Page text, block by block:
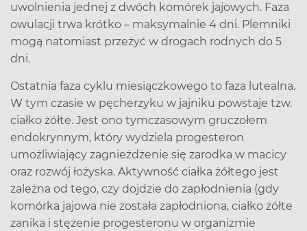
uwolnienia jednej z dwóch komórek jajowych. Faza
owulacji trwa krótko – maksymalnie 4 dni. Plemniki
mogą natomiast przeżyć w drogach rodnych do 5
dni.
Ostatnia faza cyklu miesiączkowego to faza lutealna.
W tym czasie w pęcherzyku w jajniku powstaje tzw.
ciałko żółte. Jest ono tymczasowym gruczołem
endokrynnym, który wydziela progesteron
umożliwiający zagnieżdżenie się zarodka w macicy
oraz rozwój łożyska. Aktywność ciałka żółtego jest
zależna od tego, czy dojdzie do zapłodnienia (gdy
komórka jajowa nie została zapłodniona, ciałko żółte
zanika i stężenie progesteronu w organizmie